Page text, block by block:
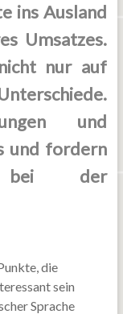
ins Ausland
Umsatzes.
nur auf
und
und fordern
bei der
die
sein
Sprache